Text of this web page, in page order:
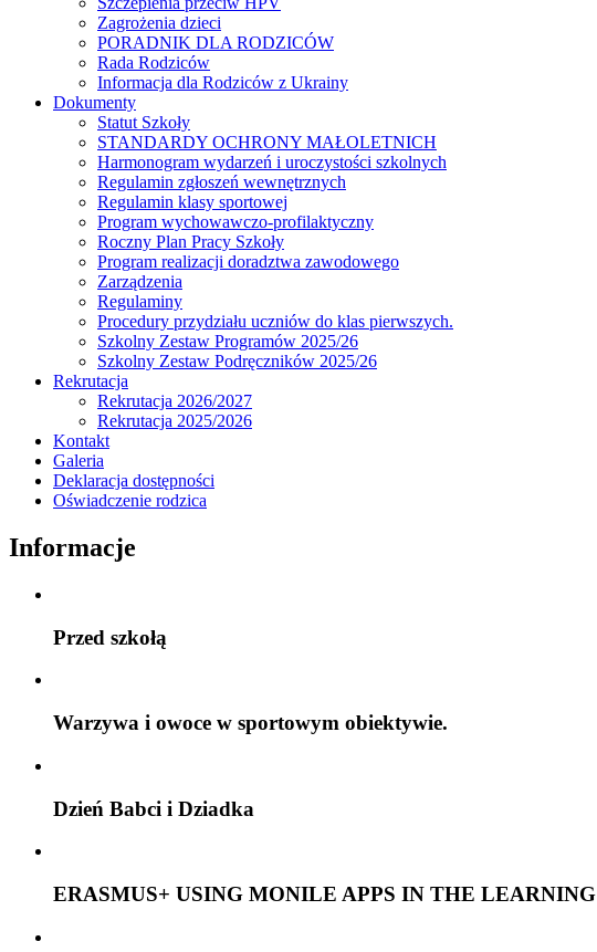
Zagrożenia dzieci
PORADNIK DLA RODZICÓW
Rada Rodziców
Іnformacja dla Rodziców z Ukrainy
Dokumenty
Statut Szkoły
STANDARDY OCHRONY MAŁOLETNICH
Harmonogram wydarzeń i uroczystości szkolnych
Regulamin zgłoszeń wewnętrznych
Regulamin klasy sportowej
Program wychowawczo-profilaktyczny
Roczny Plan Pracy Szkoły
Program realizacji doradztwa zawodowego
Zarządzenia
Regulaminy
Procedury przydziału uczniów do klas pierwszych.
Szkolny Zestaw Programów 2025/26
Szkolny Zestaw Podręczników 2025/26
Rekrutacja
Rekrutacja 2026/2027
Rekrutacja 2025/2026
Kontakt
Galeria
Deklaracja dostępności
Oświadczenie rodzica
Informacje
Przed szkołą
Warzywa i owoce w sportowym obiektywie.
Dzień Babci i Dziadka
ERASMUS+ USING MONILE APPS IN THE LEARNING